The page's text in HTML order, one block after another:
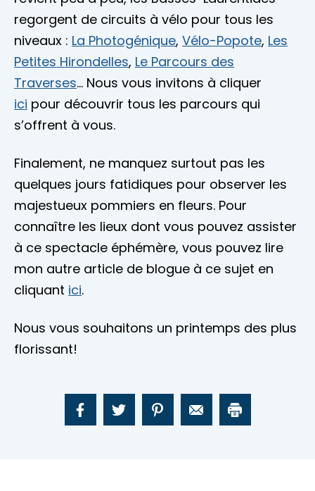
regorgent de circuits à vélo pour tous les
niveaux : La Photogénique, Vélo-Popote, Les
Petites Hirondelles, Le Parcours des
Traverses… Nous vous invitons à cliquer
ici pour découvrir tous les parcours qui
s’offrent à vous.
Finalement, ne manquez surtout pas les
quelques jours fatidiques pour observer les
majestueux pommiers en fleurs. Pour
connaître les lieux dont vous pouvez assister
à ce spectacle éphémère, vous pouvez lire
mon autre article de blogue à ce sujet en
cliquant ici.
Nous vous souhaitons un printemps des plus
florissant!